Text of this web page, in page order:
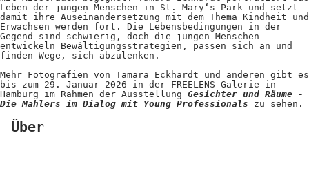
Positionen
Verband
Fotograf*innen
Regionalgruppen
Leben der jungen Menschen in St. Mary‘s Park und setzt
damit ihre Auseinandersetzung mit dem Thema Kindheit und
Erwachsen werden fort. Die Lebensbedingungen in der
Gegend sind schwierig, doch die jungen Menschen
entwickeln Bewältigungsstrategien, passen sich an und
finden Wege, sich abzulenken.
Mehr Fotografien von Tamara Eckhardt und anderen gibt es
bis zum 29. Januar 2026 in der FREELENS Galerie in
Hamburg im Rahmen der Ausstellung Gesichter und Räume -
Die Mahlers im Dialog mit Young Professionals zu sehen.
Über